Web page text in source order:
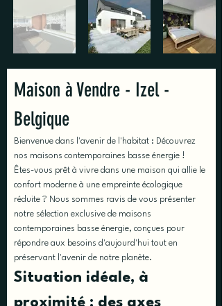
Maison à Vendre - Izel -
Belgique
Bienvenue dans l'avenir de l'habitat : Découvrez
nos maisons contemporaines basse énergie !
Êtes-vous prêt à vivre dans une maison qui allie le
confort moderne à une empreinte écologique
réduite ? Nous sommes ravis de vous présenter
notre sélection exclusive de maisons
contemporaines basse énergie, conçues pour
répondre aux besoins d'aujourd'hui tout en
préservant l'avenir de notre planète.
Situation idéale, à
proximité : des axes